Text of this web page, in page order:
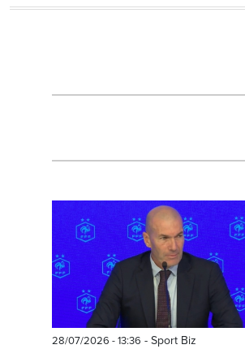
28/07/2026 - 13:36 - Sport Biz